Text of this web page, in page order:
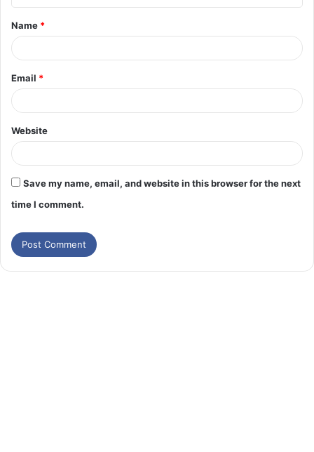
Name *
Email *
Website
Save my name, email, and website in this browser for the next
time I comment.